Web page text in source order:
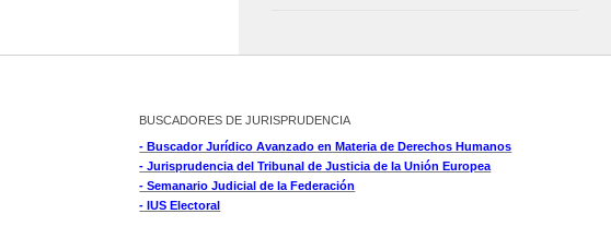
BUSCADORES DE JURISPRUDENCIA
- Buscador Jurídico Avanzado en Materia de Derechos Humanos
- Jurisprudencia del Tribunal de Justicia de la Unión Europea
- Semanario Judicial de la Federación
- IUS Electoral